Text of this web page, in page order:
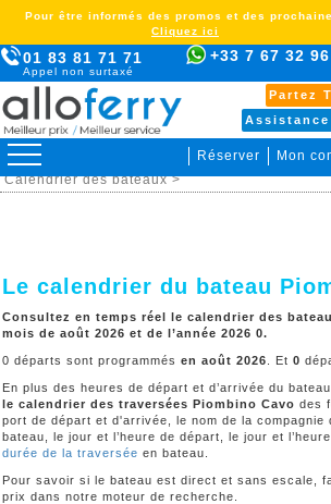
01 83 81 71 71
Appel non surtaxé
+33 7 67 32
Partez
Réserver Mon
Pour être informés des promos et des
Cliquez ici
> Piombino Cavo >
Calendrier des bateaux >
Le calendrier du bateau
Consultez en temps réel le calendrier des
mois de août 2026 et de l’année 2026 0.
0 départs sont programmés en août 2026 . Et 0
En plus des heures de départ et d’arrivée du
le calendrier des traversées Piombino Cavo des
port de départ et d'arrivée, le nom de la compagnie
bateau, le jour et l’heure de départ, le jour et
durée de la traversée en bateau.
Pour savoir si le bateau est direct et sans escale,
prix dans notre moteur de recherche.